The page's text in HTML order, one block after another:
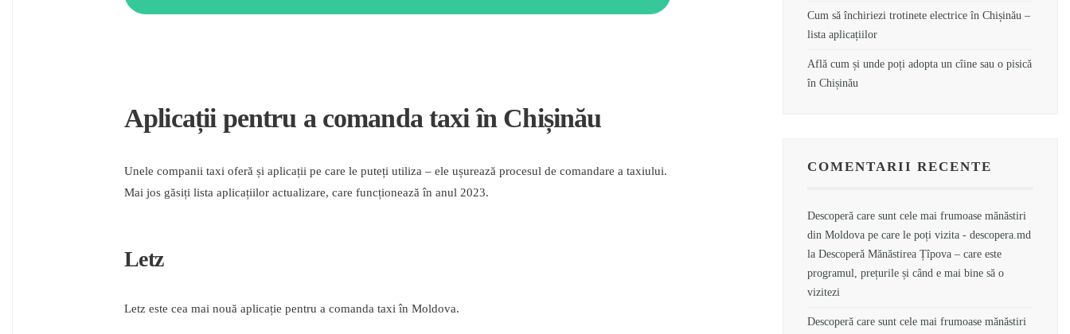
Aplicații pentru a comanda taxi în Chișinău
Unele companii taxi oferă și aplicații pe care le puteți utiliza – ele ușurează procesul de comandare a taxiului.
Mai jos găsiți lista aplicațiilor actualizare, care funcționează în anul 2023.
Letz
Letz este cea mai nouă aplicație pentru a comanda taxi în Moldova.
Cum să închiriezi trotinete electrice în Chișinău –
lista aplicațiilor
Află cum și unde poți adopta un cîine sau o pisică
în Chișinău
COMENTARII RECENTE
Descoperă care sunt cele mai frumoase mănăstiri
din Moldova pe care le poți vizita - descopera.md
la Descoperă Mănăstirea Țîpova – care este
programul, prețurile și când e mai bine să o
vizitezi
Descoperă care sunt cele mai frumoase mănăstiri